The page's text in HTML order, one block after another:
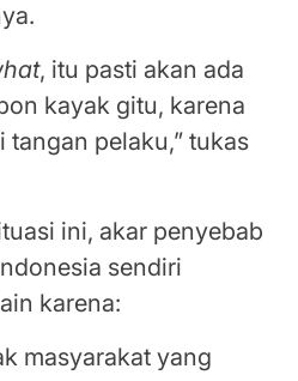
, itu pasti akan ada
kayak gitu, karena
tangan pelaku,” tukas
ini, akar penyebab
sendiri
karena:
masyarakat yang